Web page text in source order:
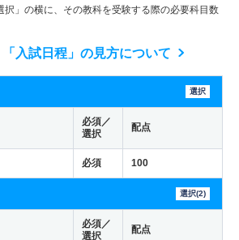
」の横に、その教科を受験する際の必要科目数
「入試日程」の見方について
選択
必須／
選択
配点
必須 100
選択(2)
必須／
選択
配点